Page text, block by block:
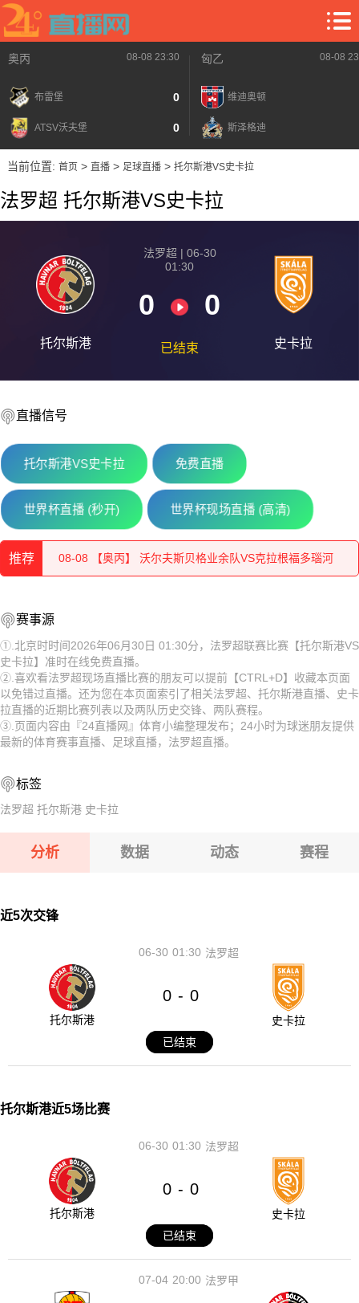
奥丙 08-08 23:30
布雷堡 0
ATSV沃夫堡 0
匈乙 08-08
维迪奥顿
斯泽格迪
当前位置: 首页> 直播> 足球直播> 托尔斯港VS史卡拉
法罗超 托尔斯港VS史卡拉
托尔斯港
法罗超 | 06-30
01:30
0 0
已结束 史卡拉
直播信号
托尔斯港VS史卡拉 免费直播
世界杯直播 (秒开) 世界杯现场直播 (高清)
推荐
08-08 【奥丙】 布雷堡VSATSV沃夫堡
08-08 【匈乙】 维迪奥顿VS斯泽格迪
08-08 【奥丙】 沃尔夫斯贝格业余队VS克拉根福多瑙河
08-08 【匈乙】 多瑙蒂萨VS梅索科菲德
08-08 【瑞士乙】 沃韦体育VS梅林
08-08 【奥乙】 格拉茨风暴青年队VSFAC维也纳
08-08 【奥丙】 沃尔夫斯贝格业余队VS克拉根福多瑙河
08-08 【匈乙】 布达佩斯瓦苏塔斯VS凯奇凯梅特
08-08 【匈乙】 阿贾克VS卡格SE
08-08 【奥乙】 格拉茨风暴青年队VSFAC维也纳
赛事源
①.北京时时间2026年06月30日 01:30分，法罗超联赛比赛【托尔斯港VS
史卡拉】准时在线免费直播。
②.喜欢看法罗超现场直播比赛的朋友可以提前【CTRL+D】收藏本页面
以免错过直播。还为您在本页面索引了相关法罗超、托尔斯港直播、史卡
拉直播的近期比赛列表以及两队历史交锋、两队赛程。
③.页面内容由『24直播网』体育小编整理发布；24小时为球迷朋友提供
最新的体育赛事直播、足球直播，法罗超直播。
标签
法罗超 托尔斯港 史卡拉
分析 数据 动态 赛程
近5次交锋
01:30
06-30 法罗超
托尔斯港
0 - 0
史卡拉
已结束
托尔斯港近5场比赛
01:30
06-30 法罗超
托尔斯港
0 - 0
史卡拉
已结束
20:00
07-04 法罗甲